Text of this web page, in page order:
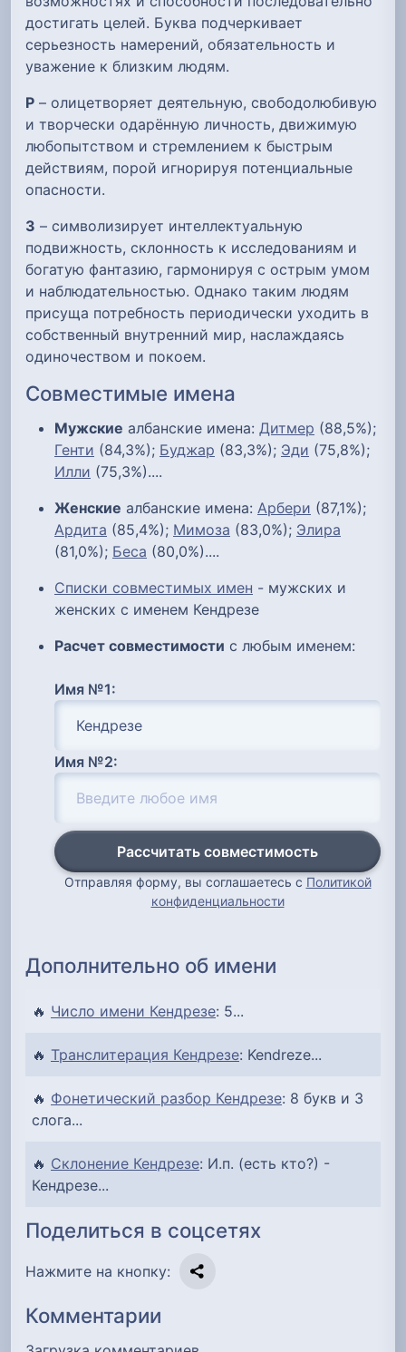
достигать целей. Буква подчеркивает
серьезность намерений, обязательность и
уважение к близким людям.
Р – олицетворяет деятельную, свободолюбивую
и творчески одарённую личность, движимую
любопытством и стремлением к быстрым
действиям, порой игнорируя потенциальные
опасности.
З – символизирует интеллектуальную
подвижность, склонность к исследованиям и
богатую фантазию, гармонируя с острым умом
и наблюдательностью. Однако таким людям
присуща потребность периодически уходить в
собственный внутренний мир, наслаждаясь
одиночеством и покоем.
Совместимые имена
Мужские албанские имена: Дитмер (88,5%);
Генти (84,3%); Буджар (83,3%); Эди (75,8%);
Илли (75,3%)....
Женские албанские имена: Арбери (87,1%);
Ардита (85,4%); Мимоза (83,0%); Элира
(81,0%); Беса (80,0%)....
Списки совместимых имен - мужских и
женских с именем Кендрезе
Расчет совместимости с любым именем:
Имя №1:
Имя №2:
Рассчитать совместимость
Отправляя форму, вы соглашаетесь с Политикой
конфиденциальности
Дополнительно об имени
🔥 Число имени Кендрезе: 5...
🔥 Транслитерация Кендрезе: Kendreze...
🔥 Фонетический разбор Кендрезе: 8 букв и 3
слога...
🔥 Склонение Кендрезе: И.п. (есть кто?) -
Кендрезе...
Поделиться в соцсетях
Нажмите на кнопку:
Комментарии